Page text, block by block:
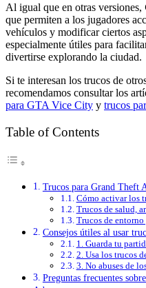
Al igual que en otras versiones,
que permiten a los jugadores
vehículos y modificar ciertos
especialmente útiles para
divertirse explorando la ciudad.
Si te interesan los trucos de
recomendamos consultar los
para GTA Vice City y trucos
Table of Contents
Trucos para Grand Theft
Cómo activar los
Trucos de salud,
Trucos de
Consejos útiles al usar
1. Guarda tu
2. Usa los trucos
3. No abuses de
Preguntas frecuentes